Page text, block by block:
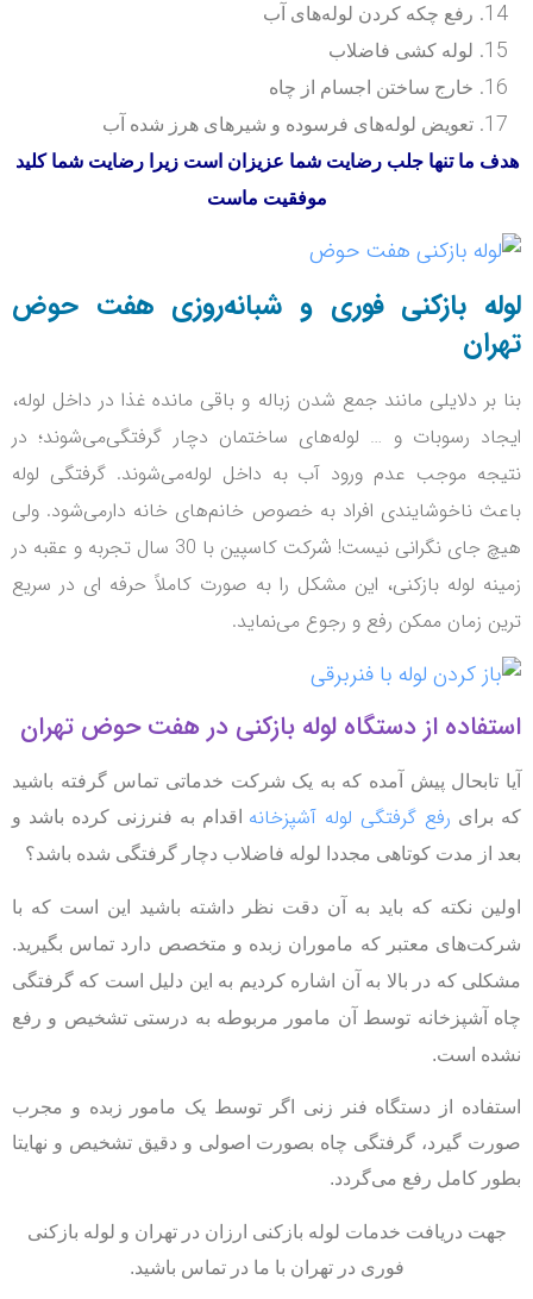
رفع چکه کردن لوله‌های آب
لوله کشی فاضلاب
خارج ساختن اجسام از چاه
تعویض لوله‌های فرسوده و شیر‌های هرز شده آب
ما تنها جلب رضایت شما عزیزان است زیرا رضایت شما کلید
موفقیت ماست
بازکنی فوری و شبانه‌روزی هفت حوض
بر دلایلی مانند جمع شدن زباله و باقی مانده غذا در داخل لوله،
رسوبات و … لوله‌های ساختمان دچار گرفتگی‌می‌شوند؛ در
موجب عدم ورود آب به داخل لوله‌می‌شوند.گرفتگی لوله
ناخوشایندی افراد به خصوص خانم‌های خانه دار‌می‌شود.ولی
جای نگرانی نیست!ش
رکت کاسپین با 30 سال تجربه و عقبه در
لوله بازکنی، این مشکل را به صورت کاملاً حرفه ای در سریع
زمان ممکن رفع و رجوع‌ می‌نماید.
از دستگاه لوله بازکنی در هفت حوض تهران
تابحال پیش آمده که به یک شرکت خدماتی تماس گرفته باشید
رفع گرفتگی لوله آشپزخانهاقدام بهفنرزنی کرده باشد و
از مدت کوتاهی مجددالوله فاضلاب دچار گرفتگی شده باشد؟
نکته که باید به آن دقت نظر داشته باشید این است که با
معتبر که ماموران زبده و متخصصدارد تماس بگیرید.
که در بالا به آن اشاره کردیم به این دلیل است که گرفتگی
آشپزخانه توسط آنمامور مربوطه به درستی تشخیص و رفع
است.
از دستگاه فنر زنی اگر توسط یک مامور زبده و مجرب
گیرد، گرفتگی چاه بصورت اصولی و دقیقتشخیص و نهایتا
کامل رفع‌ می‌گردد.
دریافت خدمات لوله بازکنی ارزان در تهران و لوله بازکنی
فوری در تهران با ما در تماس باشید.